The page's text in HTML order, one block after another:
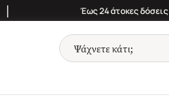
| Έως 24 άτοκες δόσεις